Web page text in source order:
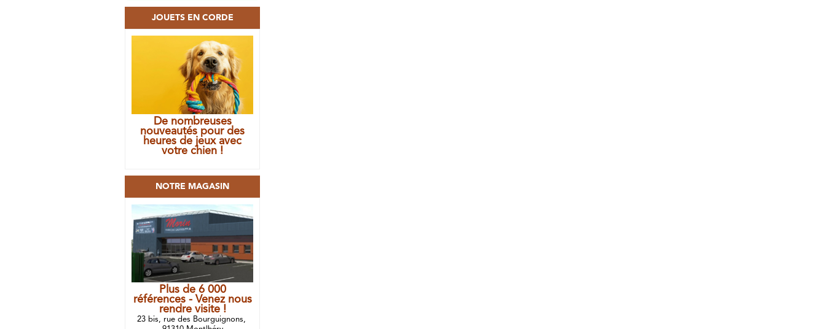
JOUETS EN CORDE
De nombreuses
nouveautés pour des
heures de jeux avec
votre chien !
NOTRE MAGASIN
Plus de 6 000
références - Venez nous
rendre visite !
23 bis, rue des Bourguignons,